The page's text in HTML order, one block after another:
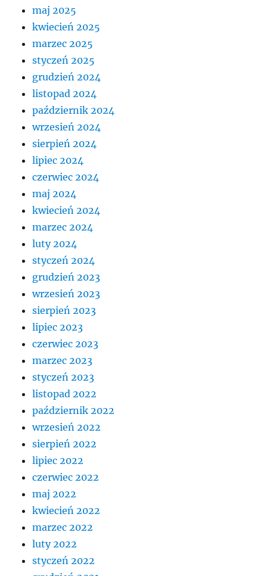
maj 2025
kwiecień 2025
marzec 2025
styczeń 2025
grudzień 2024
listopad 2024
październik 2024
wrzesień 2024
sierpień 2024
lipiec 2024
czerwiec 2024
maj 2024
kwiecień 2024
marzec 2024
luty 2024
styczeń 2024
grudzień 2023
wrzesień 2023
sierpień 2023
lipiec 2023
czerwiec 2023
marzec 2023
styczeń 2023
listopad 2022
październik 2022
wrzesień 2022
sierpień 2022
lipiec 2022
czerwiec 2022
maj 2022
kwiecień 2022
marzec 2022
luty 2022
styczeń 2022